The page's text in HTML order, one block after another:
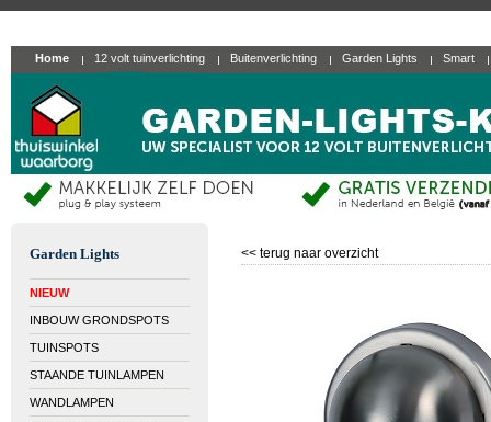
Home 12 volt tuinverlichting Buitenverlichting Garden Lights Smart
Garden Lights
NIEUW
INBOUW GRONDSPOTS
TUINSPOTS
STAANDE TUINLAMPEN
WANDLAMPEN
<< terug naar overzicht